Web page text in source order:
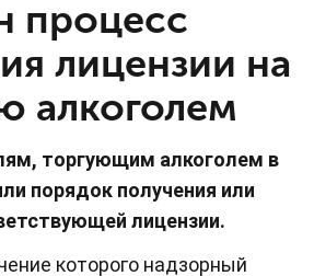
процесс
лицензии на
алкоголем
торгующим алкоголем в
порядок получения или
лицензии.
которого надзорный